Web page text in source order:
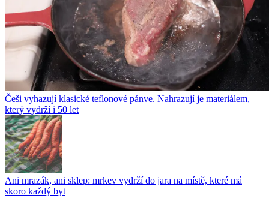
Češi vyhazují klasické teflonové pánve. Nahrazují je materiálem,
který vydrží i 50 let
Ani mrazák, ani sklep: mrkev vydrží do jara na místě, které má
skoro každý byt